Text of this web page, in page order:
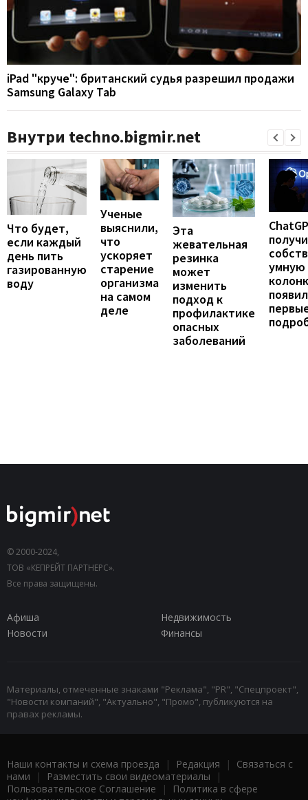
iPad "круче": британский судья разрешил продажи
Samsung Galaxy Tab
Внутри techno.bigmir.net
Что будет,
если каждый
день пить
газированную
воду
Ученые
выяснили,
что
ускоряет
старение
организма
на самом
деле
Эта
жевательная
резинка
может
изменить
подход к
профилактике
опасных
заболеваний
умную
© 2000-2024,
ТОВ «КЕПРЕЙТ ПАРТНЕРС».
Все права защищены.
Афиша
Недвижимость
Новости
Финансы
Материалы, отмеченные знаками "Реклама", "PR", "Спецпроект",
"Новости компаний", "Актуально", "Промо", публикуются на
правах рекламы.
Наши контакты и схема проезда | Редакция | Связаться с
нами | Разместить свои видеоматериалы |
Пользовательское Соглашение |
Политика в сфере